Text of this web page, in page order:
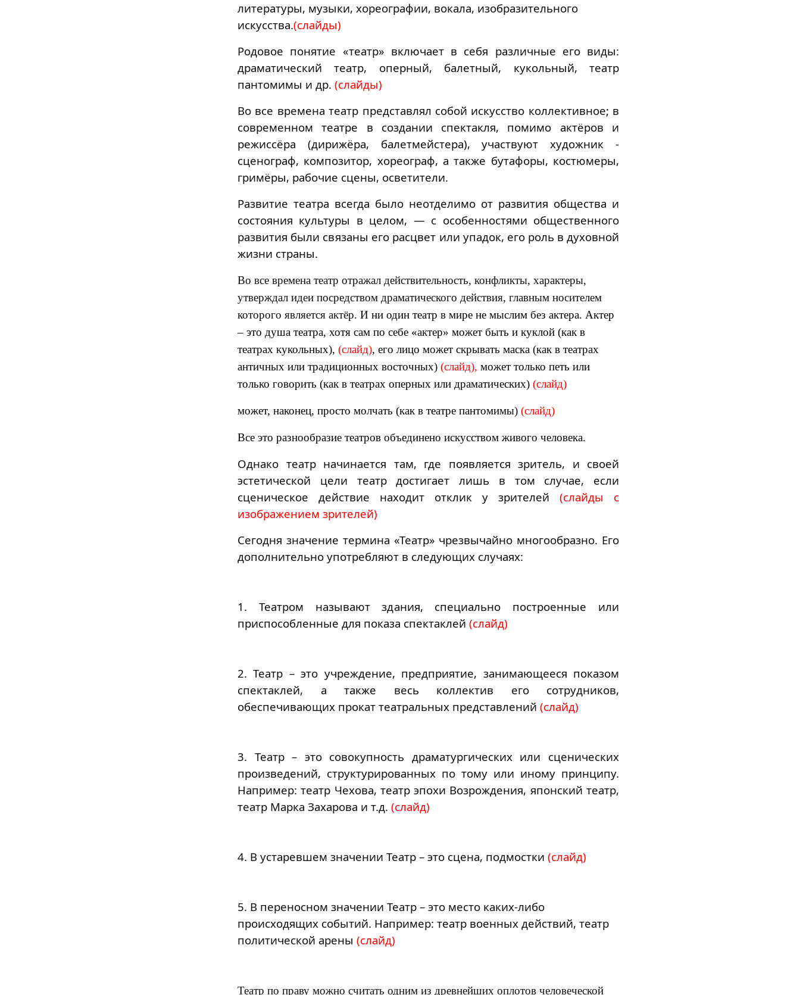
литературы, музыки, хореографии, вокала, изобразительного
искусства.(слайды)
Родовое понятие «театр» включает в себя различные его виды:
драматический театр, оперный, балетный, кукольный, театр
пантомимы и др. (слайды)
Во все времена театр представлял собой искусство коллективное; в
современном театре в создании спектакля, помимо актёров и
режиссёра (дирижёра, балетмейстера), участвуют художник -
сценограф, композитор, хореограф, а также бутафоры, костюмеры,
гримёры, рабочие сцены, осветители.
Развитие театра всегда было неотделимо от развития общества и
состояния культуры в целом, — с особенностями общественного
развития были связаны его расцвет или упадок, его роль в духовной
жизни страны.
Во все времена театр отражал действительность, конфликты, характеры,
утверждал идеи посредством драматического действия, главным носителем
которого является актёр. И ни один театр в мире не мыслим без актера. Актер
– это душа театра, хотя сам по себе «актер» может быть и куклой (как в
театрах кукольных), (слайд), его лицо может скрывать маска (как в театрах
античных или традиционных восточных) (слайд), может только петь или
только говорить (как в театрах оперных или драматических) (слайд)
может, наконец, просто молчать (как в театре пантомимы) (слайд)
Все это разнообразие театров объединено искусством живого человека.
Однако театр начинается там, где появляется зритель, и своей
эстетической цели театр достигает лишь в том случае, если
сценическое действие находит отклик у зрителей (слайды с
изображением зрителей)
Сегодня значение термина «Театр» чрезвычайно многообразно. Его
дополнительно употребляют в следующих случаях:
1. Театром называют здания, специально построенные или
приспособленные для показа спектаклей (слайд)
2. Театр – это учреждение, предприятие, занимающееся показом
спектаклей, а также весь коллектив его сотрудников,
обеспечивающих прокат театральных представлений (слайд)
3. Театр – это совокупность драматургических или сценических
произведений, структурированных по тому или иному принципу.
Например: театр Чехова, театр эпохи Возрождения, японский театр,
театр Марка Захарова и т.д. (слайд)
4. В устаревшем значении Театр – это сцена, подмостки (слайд)
5. В переносном значении Театр – это место каких-либо
происходящих событий. Например: театр военных действий, театр
политической арены (слайд)
Театр по праву можно считать одним из древнейших оплотов человеческой